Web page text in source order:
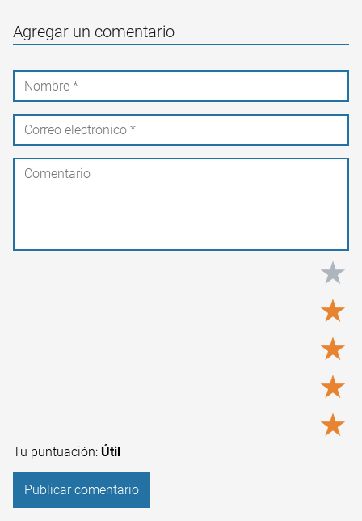
Agregar un comentario
★
★
★
★
★
Tu puntuación: Útil